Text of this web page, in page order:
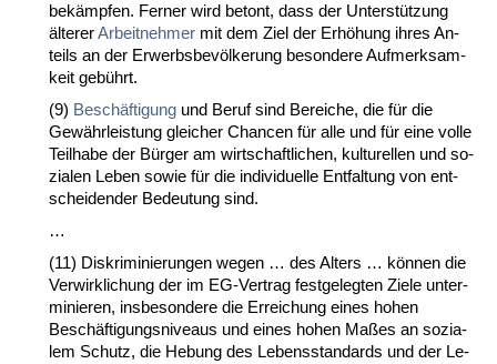
bekämp­fen. Fer­ner wird be­tont, dass der Un­terstützung
älte­rerAr­beit­neh­mer mit dem Ziel der Erhöhung ih­res An­
teils an der Er­werbs­bevölke­rung be­son­de­re Auf­merk­sam­
keit gebührt.
(9) Beschäfti­gung und Be­ruf sind Be­rei­che, die für die
Gewähr­leis­tung glei­cher Chan­cen für al­le und für ei­ne vol­le
Teil­ha­be der Bürger am wirt­schaft­li­chen, kul­tu­rel­len und so­
zia­len Le­ben so­wie für die in­di­vi­du­el­le Ent­fal­tung von ent­
schei­den­der Be­deu­tung sind.
…
(11) Dis­kri­mi­nie­run­gen we­gen … des Al­ters … können die
Ver­wirk­li­chung der im EG-Ver­trag fest­ge­leg­ten Zie­le un­ter­
mi­nie­ren, ins­be­son­de­re die Er­rei­chung ei­nes ho­hen
Beschäfti­gungs­ni­veaus und ei­nes ho­hen Maßes an so­zia­
lem Schutz, die He­bung des Le­bens­stan­dards und der Le­